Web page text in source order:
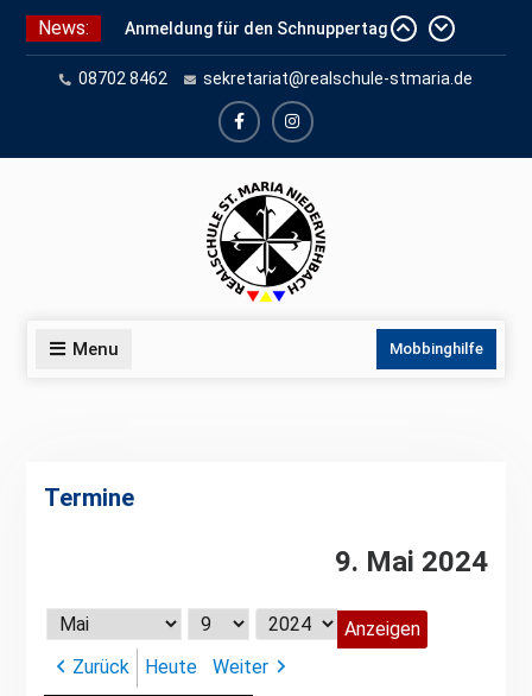
Skip
content
News:
Anmeldung für den Schnuppertag
und Anmeldeunterlagen
Schuleinschreibung 2026
Schnuppertag 2026
08702 8462 sekretariat@realschule-stmaria.de
facebookinstagram
Menu Mobbinghilfe
Termine
9. Mai 2024
Monat
Tag
Jahr
Zurück
Heute
Weiter